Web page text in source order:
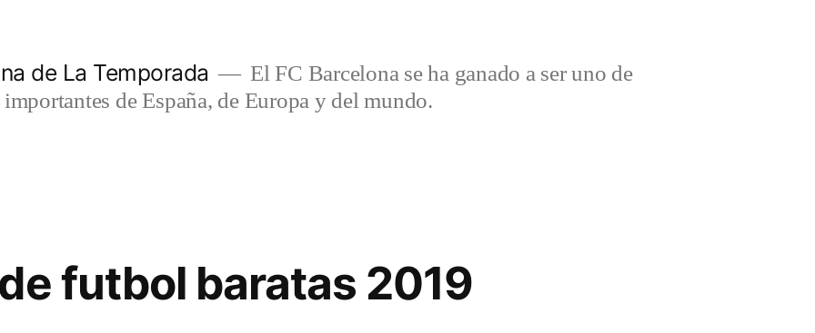
de La Temporada
El FC Barcelona se ha ganado a ser uno de
de España, de Europa y del mundo.
futbol baratas 2019